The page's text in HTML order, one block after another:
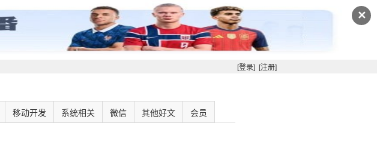
✕
[登录] [注册]
移动开发 系统相关 微信 其他好文 会员